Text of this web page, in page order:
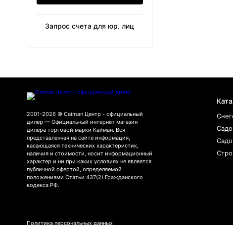
Запрос счета для юр. лиц
2001-2026 © Caiman Центр - официальный
дилер — Официальный интернет магазин
дилера торговой марки Кайман. Вся
представленная на сайте информация,
касающаяся технических характеристик,
наличия и стоимости, носит информационный
характер и ни при каких условиях не является
публичной офертой, определяемой
положениями Статьи 437(2) Гражданского
кодекса РФ.
Политика персональных данных